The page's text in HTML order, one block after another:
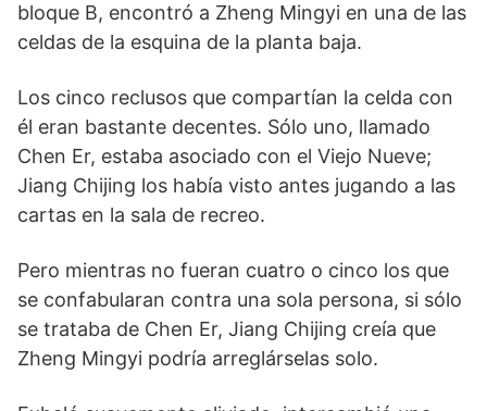
bloque B, encontró a Zheng Mingyi en una de las
celdas de la esquina de la planta baja.
Los cinco reclusos que compartían la celda con
él eran bastante decentes. Sólo uno, llamado
Chen Er, estaba asociado con el Viejo Nueve;
Jiang Chijing los había visto antes jugando a las
cartas en la sala de recreo.
Pero mientras no fueran cuatro o cinco los que
se confabularan contra una sola persona, si sólo
se trataba de Chen Er, Jiang Chijing creía que
Zheng Mingyi podría arreglárselas solo.